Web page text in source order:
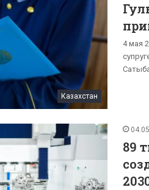
Казахстан
4 мая
89